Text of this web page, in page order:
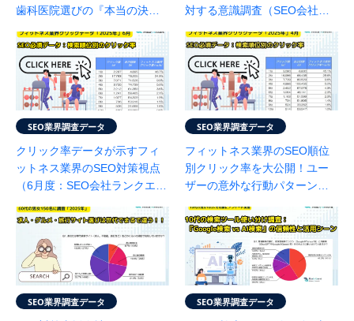
歯科医院選びの『本当の決め
スト調査)
対する意識調査（SEO会社ラ
SEO業界調査データ
クリック率データが示すフィ
ットネス業界のSEO対策視点
（6月度：SEO会社ランクエス
SEO業界調査データ
フィットネス業界のSEO順位
別クリック率を大公開！ユー
ザーの意外な行動パターンと
調べ）
SEO業界調査データ SEO業界調査データ